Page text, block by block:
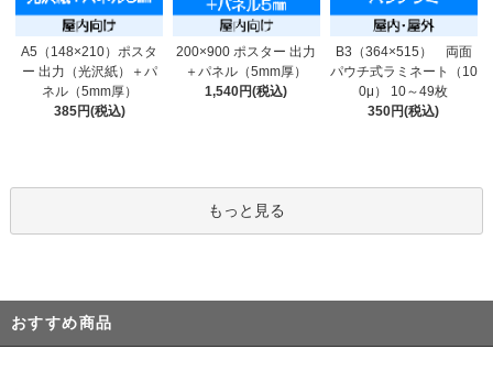
A5（148×210）ポスタ
ー 出力（光沢紙）＋パ
ネル（5mm厚）
385円(税込)
200×900 ポスター 出力
＋パネル（5mm厚）
1,540円(税込)
B3（364×515） 両面
パウチ式ラミネート（10
0μ） 10～49枚
350円(税込)
もっと見る
おすすめ商品